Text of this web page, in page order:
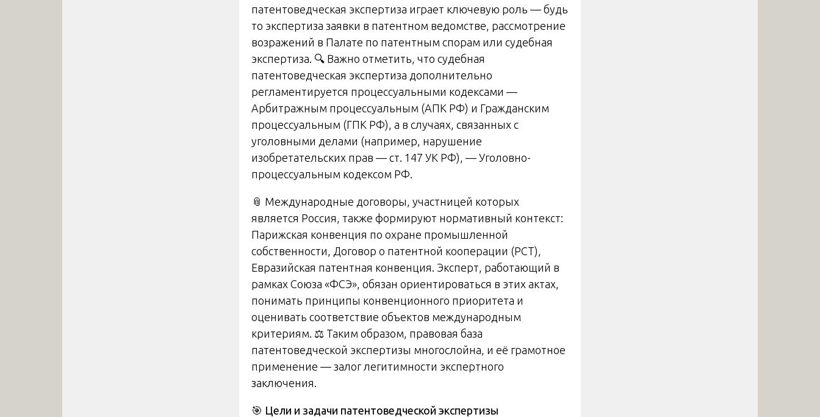
патентоведческая экспертиза играет ключевую роль — будь
то экспертиза заявки в патентном ведомстве, рассмотрение
возражений в Палате по патентным спорам или судебная
экспертиза. 🔍 Важно отметить, что судебная
патентоведческая экспертиза дополнительно
регламентируется процессуальными кодексами —
Арбитражным процессуальным (АПК РФ) и Гражданским
процессуальным (ГПК РФ), а в случаях, связанных с
уголовными делами (например, нарушение
изобретательских прав — ст. 147 УК РФ), — Уголовно-
процессуальным кодексом РФ.
📎 Международные договоры, участницей которых
является Россия, также формируют нормативный контекст:
Парижская конвенция по охране промышленной
собственности, Договор о патентной кооперации (PCT),
Евразийская патентная конвенция. Эксперт, работающий в
рамках Союза «ФСЭ», обязан ориентироваться в этих актах,
понимать принципы конвенционного приоритета и
оценивать соответствие объектов международным
критериям. ⚖️ Таким образом, правовая база
патентоведческой экспертизы многослойна, и её грамотное
применение — залог легитимности экспертного
заключения.
🎯 Цели и задачи патентоведческой экспертизы